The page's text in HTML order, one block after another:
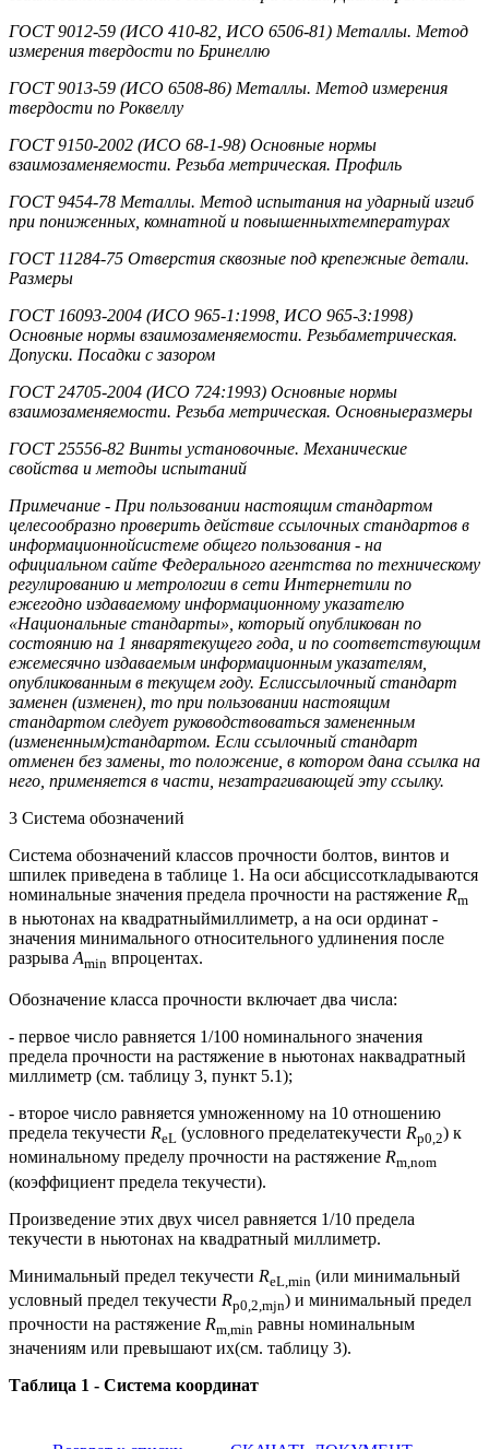
ГОСТ 9012-59 (ИСО 410-82, ИСО 6506-81) Металлы. Метод
измерения твердости по Бринеллю
ГОСТ 9013-59 (ИСО 6508-86) Металлы. Метод измерения
твердости по Роквеллу
ГОСТ 9150-2002 (ИСО 68-1-98) Основные нормы
взаимозаменяемости. Резьба метрическая. Профиль
ГОСТ 9454-78 Металлы. Метод испытания на ударный изгиб
при пониженных, комнатной и повышенныхтемпературах
ГОСТ 11284-75 Отверстия сквозные под крепежные детали.
Размеры
ГОСТ 16093-2004 (ИСО 965-1:1998, ИСО 965-3:1998)
Основные нормы взаимозаменяемости. Резьбаметрическая.
Допуски. Посадки с зазором
ГОСТ 24705-2004 (ИСО 724:1993) Основные нормы
взаимозаменяемости. Резьба метрическая. Основныеразмеры
ГОСТ 25556-82 Винты установочные. Механические
свойства и методы испытаний
Примечание - При пользовании настоящим стандартом
целесообразно проверить действие ссылочных стандартов в
информационнойсистеме общего пользования - на
официальном сайте Федерального агентства по техническому
регулированию и метрологии в сети Интернетили по
ежегодно издаваемому информационному указателю
«Национальные стандарты», который опубликован по
состоянию на 1 январятекущего года, и по соответствующим
ежемесячно издаваемым информационным указателям,
опубликованным в текущем году. Еслиссылочный стандарт
заменен (изменен), то при пользовании настоящим
стандартом следует руководствоваться замененным
(измененным)стандартом. Если ссылочный стандарт
отменен без замены, то положение, в котором дана ссылка на
него, применяется в части, незатрагивающей эту ссылку.
3 Система обозначений
Система обозначений классов прочности болтов, винтов и
шпилек приведена в таблице 1. На оси абсциссоткладываются
номинальные значения предела прочности на растяжение Rm
в ньютонах на квадратныймиллиметр, а на оси ординат -
значения минимального относительного удлинения после
разрыва Amin впроцентах.
Обозначение класса прочности включает два числа:
- первое число равняется 1/100 номинального значения
предела прочности на растяжение в ньютонах наквадратный
миллиметр (см. таблицу 3, пункт 5.1);
- второе число равняется умноженному на 10 отношению
предела текучести ReL (условного пределатекучести Rp0,2) к
номинальному пределу прочности на растяжение Rm,nom
(коэффициент предела текучести).
Произведение этих двух чисел равняется 1/10 предела
текучести в ньютонах на квадратный миллиметр.
Минимальный предел текучести ReL min (или минимальный
условный предел текучести Rp0,2,mjn) и минимальный предел
прочности на растяжение Rm,min равны номинальным
значениям или превышают их(см. таблицу 3).
Таблица 1 - Система координат